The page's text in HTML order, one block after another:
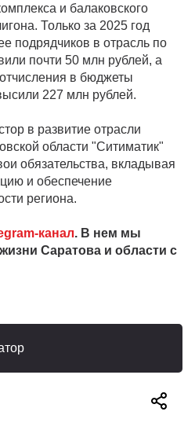
и балаковского
Только за 2025 год
подрядчиков в отрасль по
почти 50 млн рублей, а
в бюджеты
227 млн рублей.
в развитие отрасли
области "Ситиматик"
обязательства, вкладывая
и обеспечение
региона.
канал. В нем мы
Саратова и области с